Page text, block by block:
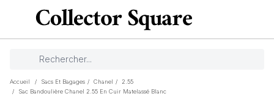
Accueil / Sacs Et Bagages / Chanel /
2.55
/
Sac Bandoulière Chanel 2.55 En Cuir Matelassé Blanc